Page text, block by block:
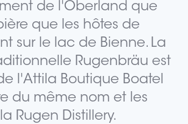
de l'Oberland que
que les hôtes de
sur le lac de Bienne. La
Rugenbräu est
l'Attila Boutique Boatel
du même nom et les
Rugen Distillery.